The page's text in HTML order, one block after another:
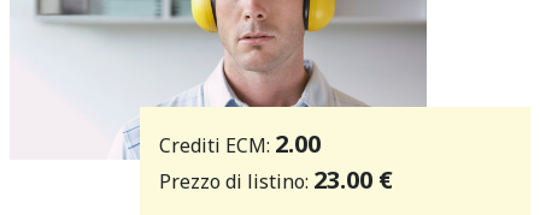
Crediti ECM: 2.00
Prezzo di listino: 23.00 €